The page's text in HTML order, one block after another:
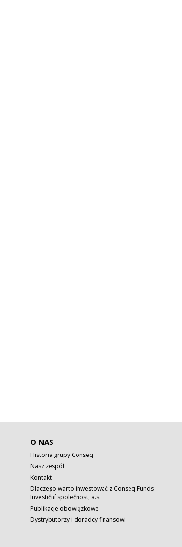
O NAS
Historia grupy Conseq
Nasz zespół
Kontakt
Dlaczego warto inwestować z Conseq Funds
Investiční společnost, a.s.
Publikacje obowiązkowe
Dystrybutorzy i doradcy finansowi